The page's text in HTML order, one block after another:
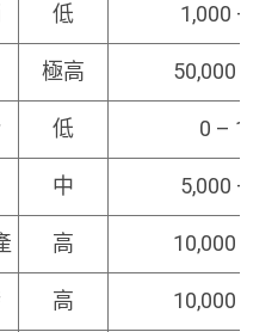
低 1,000 –
極高 50,000 –
低 0 –
中 5,000 –
高 10,000 –
高 10,000 –